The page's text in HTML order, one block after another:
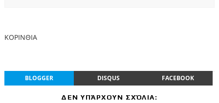
ΚΟΡΙΝΘΙΑ
BLOGGER DISQUS FACEBOOK
ΔΕΝ ΥΠΆΡΧΟΥΝ ΣΧΌΛΙΑ: